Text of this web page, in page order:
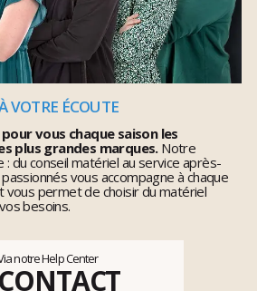
VOTRE ÉCOUTE
vous chaque saison les
plus grandes marques.Notre
du conseil matériel au service après-
vous accompagne à chaque
permet de choisir du matériel
besoins.
notre Help Center
CONTACT